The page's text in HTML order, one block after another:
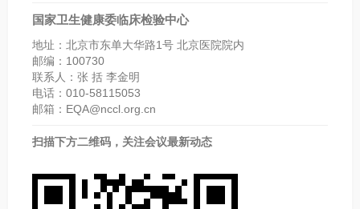
国家卫生健康委临床检验中心
地址：北京市东单大华路1号 北京医院院内
邮编：100730
联系人：张 括 李金明
电话：010-58115053
邮箱：EQA@nccl.org.cn
扫描下方二维码，关注会议最新动态